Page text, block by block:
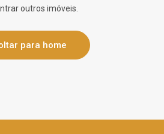
outros imóveis.
para home